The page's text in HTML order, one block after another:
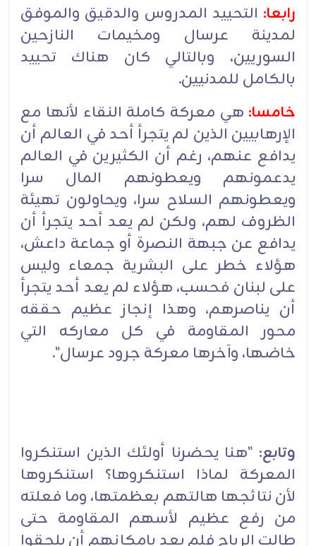
رابعا: التحييد المدروس والدقيق والموفق
لمدينة عرسال ومخيمات النازحين
السوريين، وبالتالي كان هناك تحييد
بالكامل للمدنيين.
خامسا: هي معركة كاملة النقاء لأنها مع
الإرهابيين الذين لم يتجرأ أحد في العالم أن
يدافع عنهم، رغم أن الكثيرين في العالم
يدعمونهم ويعطونهم المال سرا
ويعطونهم السلاح سرا، ويحاولون تهيئة
الظروف لهم، ولكن لم يعد أحد يتجرأ أن
يدافع عن جبهة النصرة أو جماعة داعش،
هؤلاء خطر على البشرية جمعاء وليس
على لبنان فحسب، هؤلاء لم يعد أحد يتجرأ
أن يناصرهم، وهذا إنجاز عظيم حققه
محور المقاومة في كل معاركه التي
خاضها، وآخرها معركة جرود عرسال".
وتابع: "هنا يحضرنا أولئك الذين استنكروا
المعركة لماذا استنكروها؟ استنكروها
لأن نتائجها هالتهم بعظمتها، وما فعلته
من رفع عظيم لأسهم المقاومة حتى
طالت الرياح فلم يعد بإمكانهم أن يلحقوا